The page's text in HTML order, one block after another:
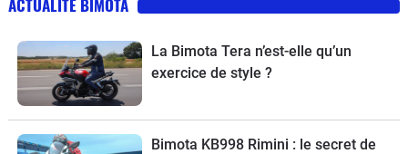
ACTUALITÉ BIMOTA
La Bimota Tera n’est-elle qu’un
exercice de style ?
Bimota KB998 Rimini : le secret de